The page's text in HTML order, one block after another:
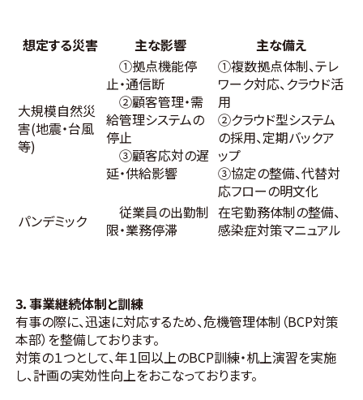
想定する災害 主な影響 主な備え
大規模自然災
害(地震・台風
等)
①拠点機能停
止・通信断
②顧客管理・需
給管理システムの
停止
③顧客応対の遅
延・供給影響
①複数拠点体制、テレ
ワーク対応、クラウド活
用
②クラウド型システム
の採用、定期バックア
ップ
③協定の整備、代替対
応フローの明文化
パンデミック
従業員の出勤制
限・業務停滞
在宅勤務体制の整備、
感染症対策マニュアル
3．事業継続体制と訓練
有事の際に、迅速に対応するため、危機管理体制（BCP対策
本部）を整備しております。
対策の１つとして、年１回以上のBCP訓練・机上演習を実施
し、計画の実効性向上をおこなっております。